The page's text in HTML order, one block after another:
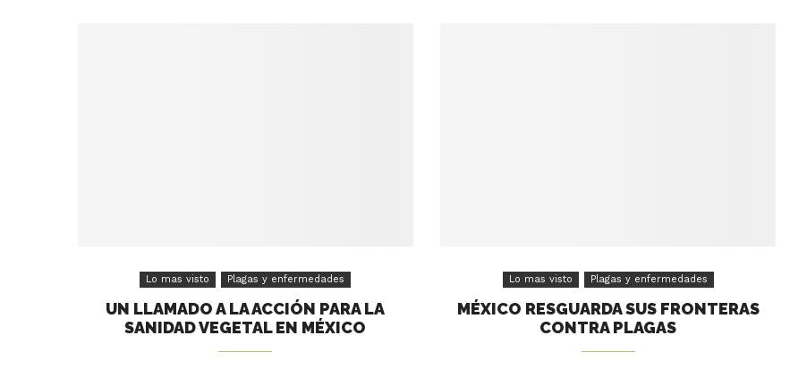
Lo mas visto Plagas y enfermedades
UN LLAMADO A LA ACCIÓN PARA LA
SANIDAD VEGETAL EN MÉXICO
Lo mas visto Plagas y enfermedades
MÉXICO RESGUARDA SUS FRONTERAS
CONTRA PLAGAS